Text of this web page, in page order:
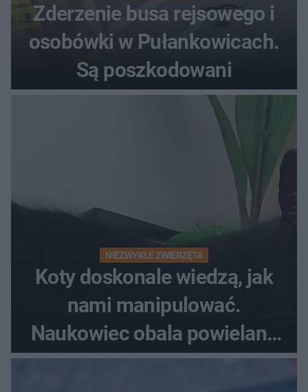
Zderzenie busa rejsowego i
osobówki w Pułankowicach.
Są poszkodowani
NIEZWYKŁE ZWIERZĘTA
Koty doskonale wiedzą, jak
nami manipulować.
Naukowiec obala powielane
od lat mity na ich temat